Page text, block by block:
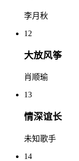
李月秋
12
大放风筝
肖顺瑜
13
情深谊长
未知歌手
14